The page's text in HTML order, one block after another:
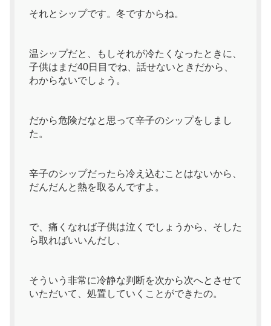
それとシップです。冬ですからね。
温シップだと、もしそれが冷たくなったときに、
子供はまだ40日目でね、話せないときだから、
わからないでしょう。
だから危険だなと思って辛子のシップをしまし
た。
辛子のシップだったら冷え込むことはないから、
だんだんと熱を取るんですよ。
で、痛くなれば子供は泣くでしょうから、そした
ら取ればいいんだし、
そういう非常に冷静な判断を次から次へとさせて
いただいて、処置していくことができたの。